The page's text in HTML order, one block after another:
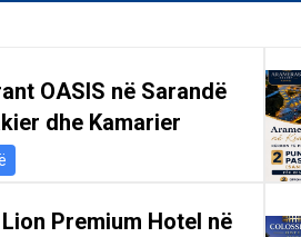
OASIS në Sarandë
dhe Kamarier
Lion Premium Hotel në